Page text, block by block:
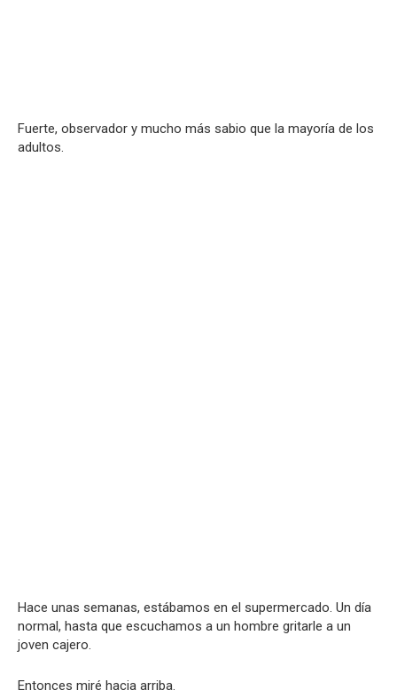
Fuerte, observador y mucho más sabio que la mayoría de los
adultos.
Hace unas semanas, estábamos en el supermercado. Un día
normal, hasta que escuchamos a un hombre gritarle a un
joven cajero.
Entonces miré hacia arriba.